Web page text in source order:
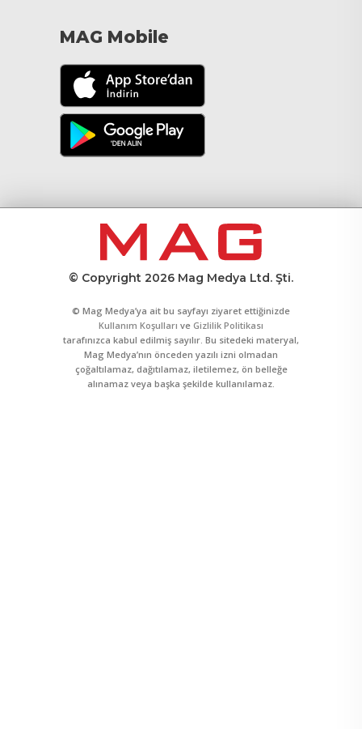
MAG Mobile
© Copyright 2026 Mag Medya Ltd. Şti.
© Mag Medya’ya ait bu sayfayı ziyaret ettiğinizde
Kullanım Koşulları ve Gizlilik Politikası
tarafınızca kabul edilmiş sayılır. Bu sitedeki materyal,
Mag Medya’nın önceden yazılı izni olmadan
çoğaltılamaz, dağıtılamaz, iletilemez, ön belleğe
alınamaz veya başka şekilde kullanılamaz.